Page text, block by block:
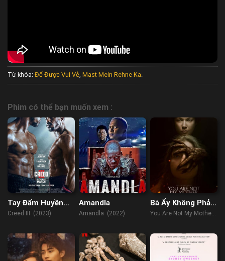
Từ khóa: Để Được Vui Vẻ Mast Mein Rehne Ka
Phim có thể bạn muốn xem :
Tay Đấm Huyền
Thoại 3
Creed III (2023)
Amandla
Amandla (2022)
Bà Ấy Không Phải
Mẹ Tôi
You Are Not My Mother